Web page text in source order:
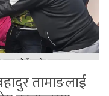
तामाङलाई